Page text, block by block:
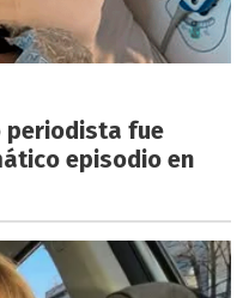
periodista fue
episodio en